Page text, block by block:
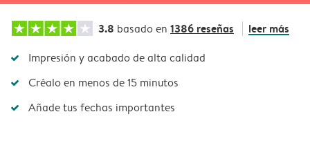
3.8 basado en 1386 reseñas leer más
Impresión y acabado de alta calidad
Créalo en menos de 15 minutos
Añade tus fechas importantes